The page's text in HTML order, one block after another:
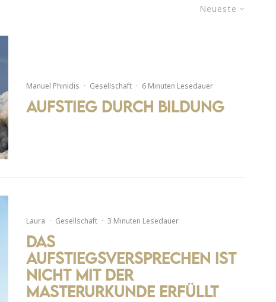
Neueste
Manuel Phinidis · Gesellschaft · 6 Minuten Lesedauer
Aufstieg durch Bildung
Laura · Gesellschaft · 3 Minuten Lesedauer
Das
Aufstiegsversprechen ist
nicht mit der
Masterurkunde erfüllt